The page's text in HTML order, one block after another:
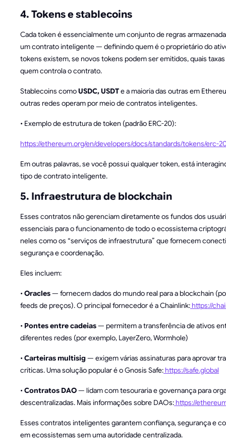
4. Tokens e stablecoins
Cada token é essencialmente um conjunto de regras
um contrato inteligente — definindo quem é o proprietário do
tokens existem, se novos tokens podem ser emitidos, quais
quem controla o contrato.
Stablecoins comoUSDC, USDTe a maioria das outras em
outras redes operam por meio de contratos inteligentes.
• Exemplo de estrutura de token (padrão ERC-20):
https://ethereum.org/en/developers/docs/standards/tokens/erc-
Em outras palavras, se você possui qualquer token, está
tipo de contrato inteligente.
5. Infraestrutura de blockchain
Esses contratos não gerenciam diretamente os fundos dos
essenciais para o funcionamento de todo o ecossistema
neles como os “serviços de infraestrutura” que fornecem
segurança e coordenação.
Eles incluem:
•Oracles— fornecem dados do mundo real para a blockchain
feeds de preços). O principal fornecedor é a Chainlink: https://
• Pontes entre cadeias— permitem a transferência de ativos
diferentes redes (por exemplo, LayerZero, Wormhole)
•Carteiras multisig— exigem várias assinaturas para aprovar
críticas. Uma solução popular é o Gnosis Safe: https://safe.global
•Contratos DAO— lidam com tesouraria e governança para
descentralizadas. Mais informações sobre DAOs: https://
Esses contratos inteligentes garantem confiança, segurança e
em ecossistemas sem uma autoridade centralizada.